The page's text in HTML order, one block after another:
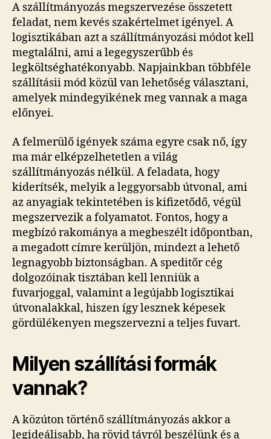
A szállítmányozás megszervezése összetett
feladat, nem kevés szakértelmet igényel. A
logisztikában azt a szállítmányozási módot kell
megtalálni, ami a legegyszerűbb és
legköltséghatékonyabb. Napjainkban többféle
szállításii mód közül van lehetőség választani,
amelyek mindegyikének meg vannak a maga
előnyei.
A felmerülő igények száma egyre csak nő, így
ma már elképzelhetetlen a világ
szállítmányozás nélkül. A feladata, hogy
kiderítsék, melyik a leggyorsabb útvonal, ami
az anyagiak tekintetében is kifizetődő, végül
megszervezik a folyamatot. Fontos, hogy a
megbízó rakománya a megbeszélt időpontban,
a megadott címre kerüljön, mindezt a lehető
legnagyobb biztonságban. A speditőr cég
dolgozóinak tisztában kell lenniük a
fuvarjoggal, valamint a legújabb logisztikai
útvonalakkal, hiszen így lesznek képesek
gördülékenyen megszervezni a teljes fuvart.
Milyen szállítási formák
vannak?
A közúton történő szállítmányozás akkor a
legideálisabb, ha rövid távról beszélünk és a